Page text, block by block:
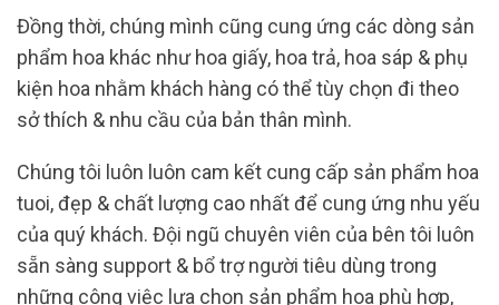
Đồng thời, chúng mình cũng cung ứng các dòng sản
phẩm hoa khác như hoa giấy, hoa trả, hoa sáp & phụ
kiện hoa nhằm khách hàng có thể tùy chọn đi theo
sở thích & nhu cầu của bản thân mình.
Chúng tôi luôn luôn cam kết cung cấp sản phẩm hoa
tuoi, đẹp & chất lượng cao nhất để cung ứng nhu yếu
của quý khách. Đội ngũ chuyên viên của bên tôi luôn
sẵn sàng support & bổ trợ người tiêu dùng trong
những công việc lựa chọn sản phẩm hoa phù hợp,